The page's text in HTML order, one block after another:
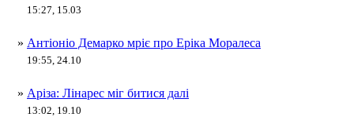
15:27, 15.03
» Антіоніо Демарко мріє про Еріка Моралеса
19:55, 24.10
» Аріза: Лінарес міг битися далі
13:02, 19.10